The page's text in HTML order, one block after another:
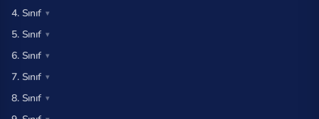
4. Sınıf
5. Sınıf
6. Sınıf
7. Sınıf
8. Sınıf